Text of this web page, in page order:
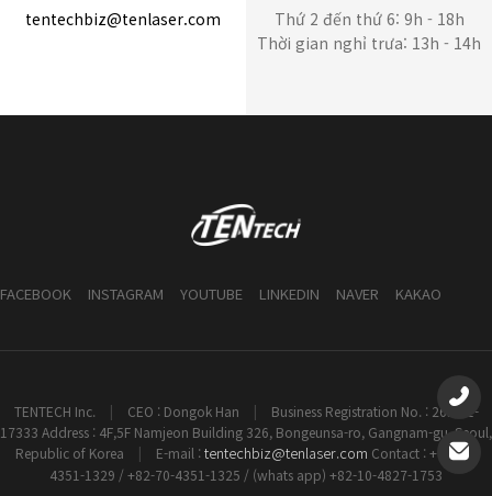
tentechbiz@tenlaser.com
Thứ 2 đến thứ 6: 9h - 18h
Thời gian nghỉ trưa: 13h - 14h
FACEBOOK INSTAGRAM YOUTUBE LINKEDIN NAVER KAKAO
TENTECH Inc. | CEO : Dongok Han |
Business Registration No. : 261-81-
17333 Address : 4F,5F Namjeon Building 326, Bongeunsa-ro, Gangnam-gu, Seoul,
Republic of Korea
| E-mail :tentechbiz@tenlaser.com Contact : +82-70-
4351-1329 / +82-70-4351-1325 / (whats app) +82-10-4827-1753